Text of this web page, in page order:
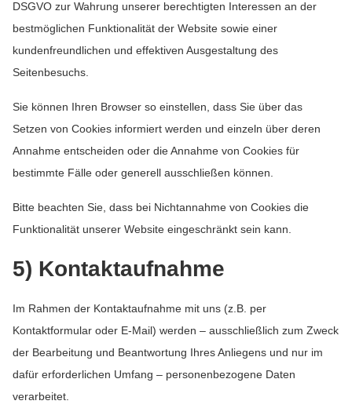
DSGVO zur Wahrung unserer berechtigten Interessen an der
bestmöglichen Funktionalität der Website sowie einer
kundenfreundlichen und effektiven Ausgestaltung des
Seitenbesuchs.
Sie können Ihren Browser so einstellen, dass Sie über das
Setzen von Cookies informiert werden und einzeln über deren
Annahme entscheiden oder die Annahme von Cookies für
bestimmte Fälle oder generell ausschließen können.
Bitte beachten Sie, dass bei Nichtannahme von Cookies die
Funktionalität unserer Website eingeschränkt sein kann.
5) Kontaktaufnahme
Im Rahmen der Kontaktaufnahme mit uns (z.B. per
Kontaktformular oder E-Mail) werden – ausschließlich zum Zweck
der Bearbeitung und Beantwortung Ihres Anliegens und nur im
dafür erforderlichen Umfang – personenbezogene Daten
verarbeitet.